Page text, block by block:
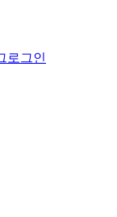
로그인